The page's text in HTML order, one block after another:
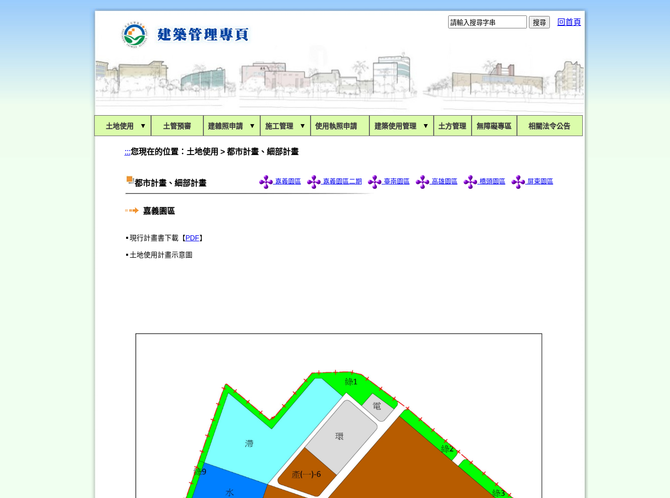
回首頁
土地使用 土管預審 建雜照申請 施工管理 使用執照申請 建築使用管理 土方管理 無障礙專區 相關法令公告
:::您現在的位置： 土地使用 > 都市計畫、細部計畫
都市計畫、細部計畫 嘉義園區 嘉義園區二期 臺南園區 高雄園區 橋頭園區 屏東園區
嘉義園區
現行計畫書下載【PDF】
土地使用計畫示意圖